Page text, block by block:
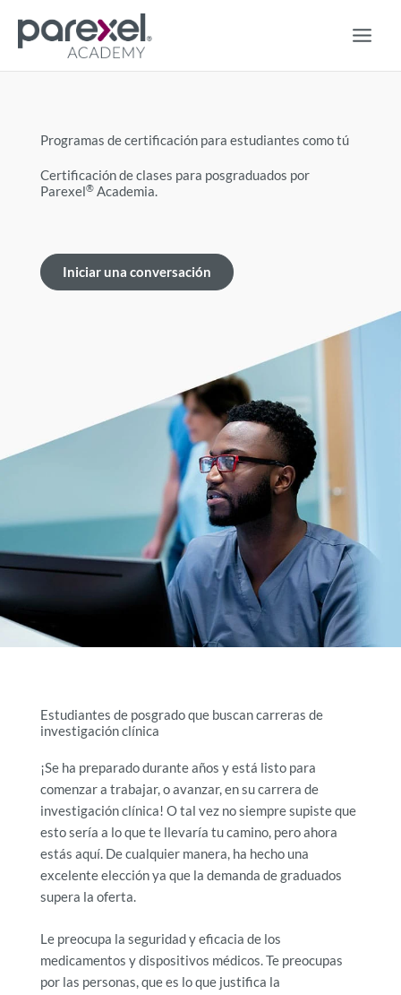
contenido
Programas de certificación para estudiantes como tú
Certificación de clases para posgraduados por
Parexel ®Academia.
Iniciar una conversación
Estudiantes de posgrado que buscan carreras de
investigación clínica
¡Se ha preparado durante años y está listo para
comenzar a trabajar, o avanzar, en su carrera de
investigación clínica! O tal vez no siempre supiste que
esto sería a lo que te llevaría tu camino, pero ahora
estás aquí. De cualquier manera, ha hecho una
excelente elección ya que la demanda de graduados
supera la oferta.
Le preocupa la seguridad y eficacia de los
medicamentos y dispositivos médicos. Te preocupas
por las personas, que es lo que justifica la